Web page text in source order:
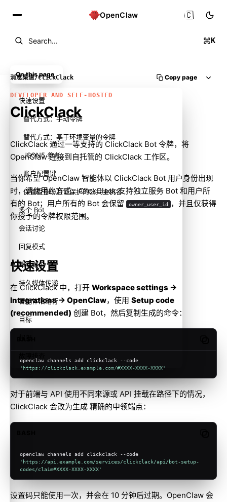
OpenClaw
Search... K
🇨🇳
消息渠道/ClickClack Copy page
DEVELOPER AND SELF-HOSTED
ClickClack
ClickClack 通过一等支持的 ClickClack Bot 令牌，将
OpenClaw 连接到自托管的 ClickClack 工作区。
当你希望 OpenClaw 智能体以 ClickClack Bot 用户身份出现
时，请使用此方式。ClickClack 支持独立服务 Bot 和用户所
有的 Bot；用户所有的 Bot 会保留
owner_user_id ，并且仅获得
你授予的令牌权限范围。
快速设置
在 ClickClack 中，打开 Workspace settings →
Integrations → OpenClaw，使用 Setup code
(recommended) 创建 Bot，然后复制生成的命令：
'https://clickclack.example.com/#XXXX-XXXX-XXXX'
对于前端与 API 使用不同来源或 API 挂载在路径下的情况，
ClickClack 会改为生成 精确的申领端点：
'https://api.example.com/services/clickclack/api/bot-setup-
codes/claim#XXXX-XXXX-XXXX'
设置码只能使用一次，并会在 10 分钟后过期。OpenClaw 会
On this page
快速设置
替代方式：手动令牌
替代方式：基于环境变量的令牌
JSON5 参考
账户配置键
保留受身份验证保护的公共主机名
多个 Bot
会话讨论
回复模式
命令菜单
持久媒体传递
智能体活动行
目标